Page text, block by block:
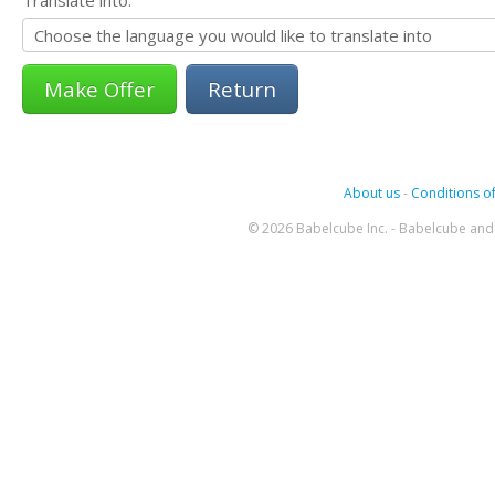
Return
About us- Conditions
© 2026 Babelcube Inc. - Babelcube